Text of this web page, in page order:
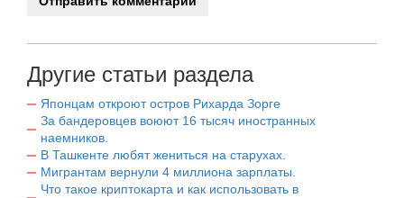
Другие статьи раздела
Японцам откроют остров Рихарда Зорге
За бандеровцев воюют 16 тысяч иностранных
наемников.
В Ташкенте любят жениться на старухах.
Мигрантам вернули 4 миллиона зарплаты.
Что такое криптокарта и как использовать в